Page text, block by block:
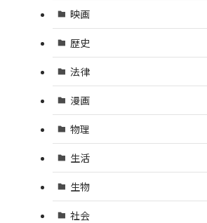
映画
歴史
法律
漫画
物理
生活
生物
社会